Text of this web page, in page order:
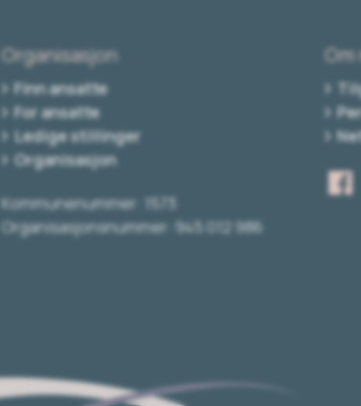
Organisasjon
Finn ansatte
For ansatte
Ledige stillinger
Organisasjon
Kommunenummer: 1573
Organisasjonsnummer: 945 012 986